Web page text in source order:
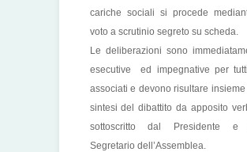
cariche sociali si procede
voto a scrutinio segreto su scheda.
Le deliberazioni sono
esecutive ed impegnative per
associati e devono risultare
sintesi del dibattito da apposito
sottoscritto dal Presidente e
Segretario dell’Assemblea.